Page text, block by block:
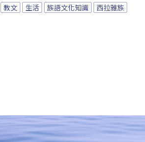
教文 生活 族語文化知識 西拉雅族